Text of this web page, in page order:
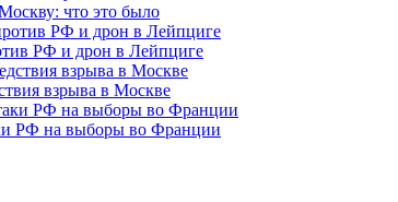
что это было
РФ и дрон в Лейпциге
взрыва в Москве
РФ на выборы во Франции